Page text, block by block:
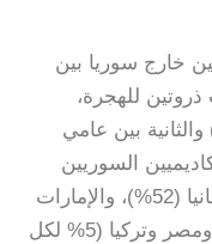
خارج سوريا بين
ذروتين للهجرة،
2014 و2017 (47%) والثانية بين عامي
السوريين
الذين شملهم الاستطلاع حاليًا في ألمانيا (52%)، والإمارات
العربية المتحدة (12%)، وكندا (7%)، ومصر وتركيا (5% لكل